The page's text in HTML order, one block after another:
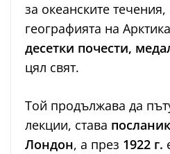
за океанските
географията на
десетки почести,
цял свят.
Той продължава да
лекции, става
Лондон, а през 1922 г.